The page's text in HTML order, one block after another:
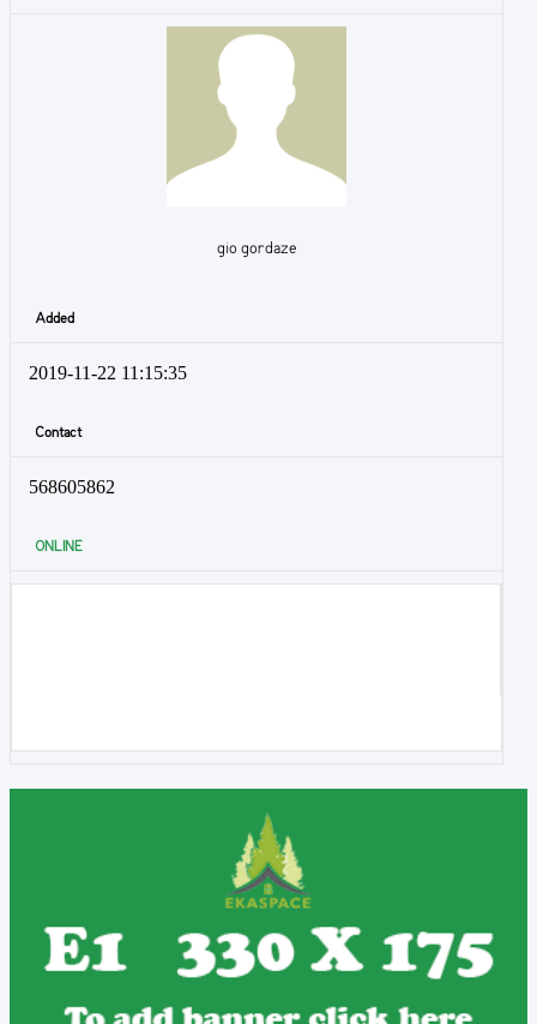
gio gordaze
Added
2019-11-22 11:15:35
Contact
568605862
ONLINE